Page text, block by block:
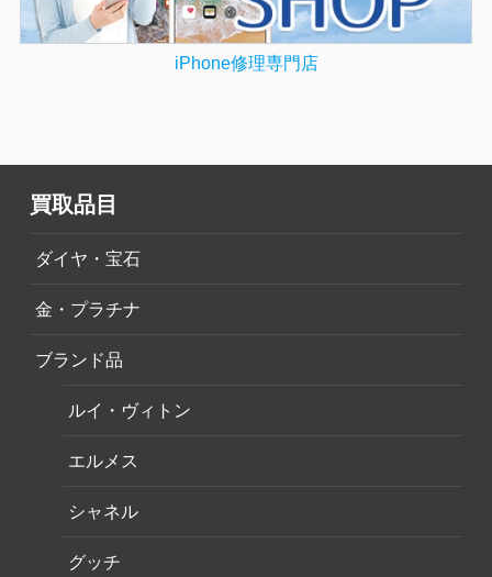
iPhone修理専門店
買取品目
ダイヤ・宝石
金・プラチナ
ブランド品
ルイ・ヴィトン
エルメス
シャネル
グッチ